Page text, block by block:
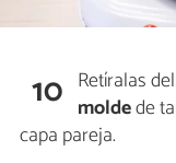
10 Retíralas
moldede
capa pareja.